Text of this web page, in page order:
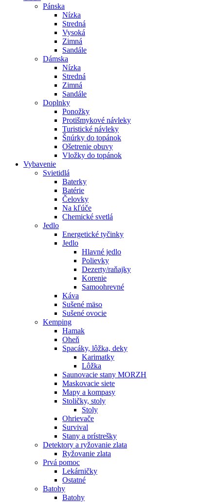
Pánska
Nízka
Stredná
Vysoká
Zimná
Sandále
Dámska
Nízka
Stredná
Zimná
Sandále
Doplnky
Ponožky
Protišmykové návleky
Turistické návleky
Šnúrky do topánok
Ošetrenie obuvy
Vložky do topánok
Vybavenie
Svietidlá
Baterky
Batérie
Čelovky
Na kľúče
Chemické svetlá
Jedlo
Energetické tyčinky
Jedlo
Hlavné jedlo
Polievky
Dezerty/raňajky
Korenie
Samoohrevné
Káva
Sušené mäso
Sušené ovocie
Kemping
Hamak
Oheň
Spacáky, lôžka, deky
Karimatky
Lôžka
Saunovacie stany MORZH
Maskovacie siete
Mapy a kompasy
Stoličky, stoly
Stoly
Ohrievače
Survival
Stany a prístrešky
Detektory a ryžovanie zlata
Ryžovanie zlata
Prvá pomoc
Lekárničky
Ostatné
Batohy
Batohy